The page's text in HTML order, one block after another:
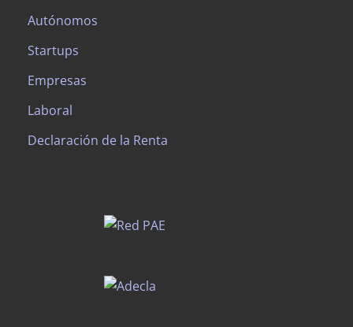
Autónomos
Startups
Empresas
Laboral
Declaración de la Renta